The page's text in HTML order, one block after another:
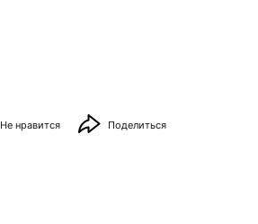
Не нравится Поделиться